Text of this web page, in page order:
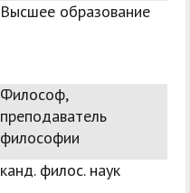
Высшее образование
Философ,
преподаватель
философии
канд. филос. наук